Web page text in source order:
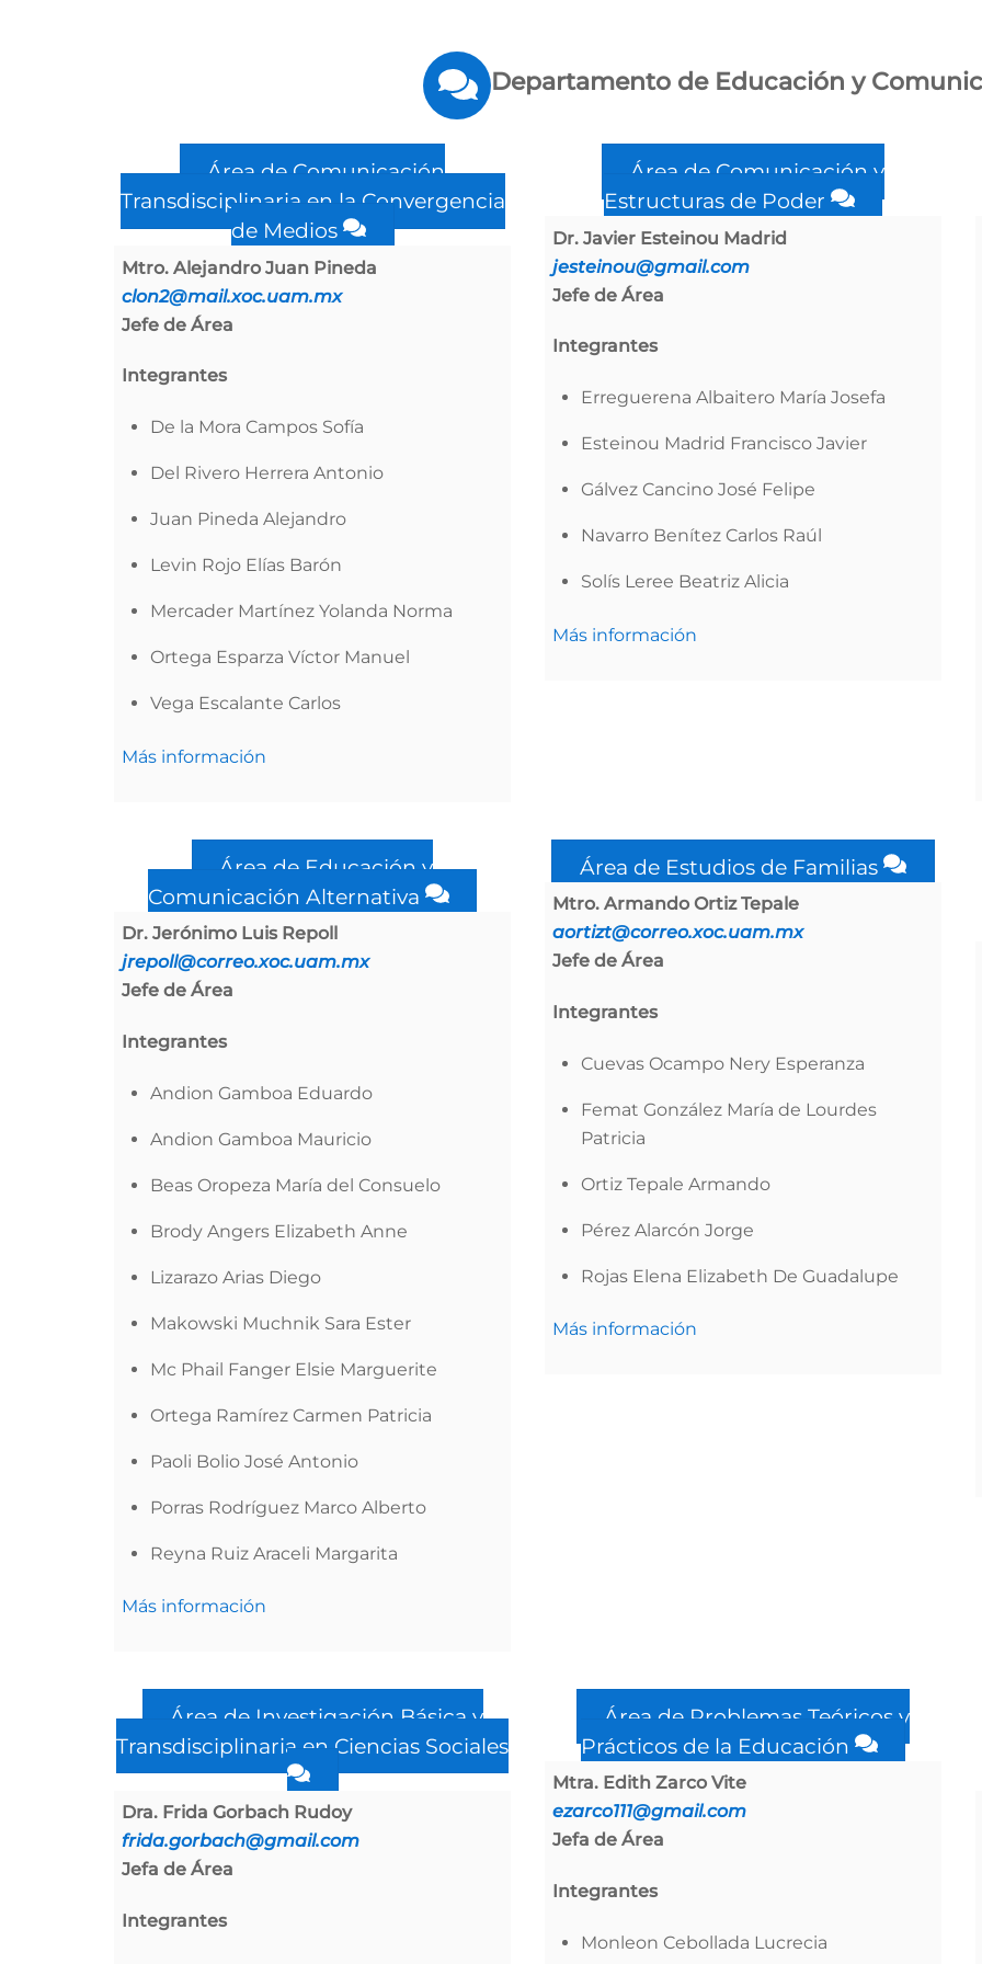
Departamento de Educación y
Área de Comunicación
Transdisciplinaria en la Convergencia
de Medios
Mtro. Alejandro Juan Pineda
clon2@mail.xoc.uam.mx
Jefe de Área
Integrantes
De la Mora Campos Sofía
Del Rivero Herrera Antonio
Juan Pineda Alejandro
Levin Rojo Elías Barón
Mercader Martínez Yolanda Norma
Ortega Esparza Víctor Manuel
Vega Escalante Carlos
Más información
Área de Comunicación y
Estructuras de Poder
Dr. Javier Esteinou Madrid
jesteinou@gmail.com
Jefe de Área
Integrantes
Erreguerena Albaitero María Josefa
Esteinou Madrid Francisco Javier
Gálvez Cancino José Felipe
Navarro Benítez Carlos Raúl
Solís Leree Beatriz Alicia
Más información
Área de Educación y
Comunicación Alternativa
Dr. Jerónimo Luis Repoll
jrepoll@correo.xoc.uam.mx
Jefe de Área
Integrantes
Andion Gamboa Eduardo
Andion Gamboa Mauricio
Beas Oropeza María del Consuelo
Brody Angers Elizabeth Anne
Lizarazo Arias Diego
Makowski Muchnik Sara Ester
Mc Phail Fanger Elsie Marguerite
Ortega Ramírez Carmen Patricia
Paoli Bolio José Antonio
Porras Rodríguez Marco Alberto
Reyna Ruiz Araceli Margarita
Más información
Área de Estudios de Familias
Mtro. Armando Ortiz Tepale
aortizt@correo.xoc.uam.mx
Jefe de Área
Integrantes
Cuevas Ocampo Nery Esperanza
Femat González María de Lourdes
Patricia
Ortiz Tepale Armando
Pérez Alarcón Jorge
Rojas Elena Elizabeth De Guadalupe
Más información
Área de Investigación Básica y
Transdisciplinaria en Ciencias Sociales
Dra. Frida Gorbach Rudoy
frida.gorbach@gmail.com
Jefa de Área
Integrantes
Área de Problemas Teóricos y
Prácticos de la Educación
Mtra. Edith Zarco Vite
ezarco111@gmail.com
Jefa de Área
Integrantes
Monleon Cebollada Lucrecia